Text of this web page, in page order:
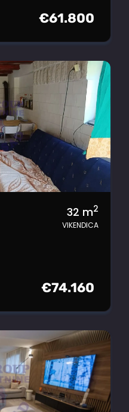
€61.800
32 m2
VIKENDICA
€74.160